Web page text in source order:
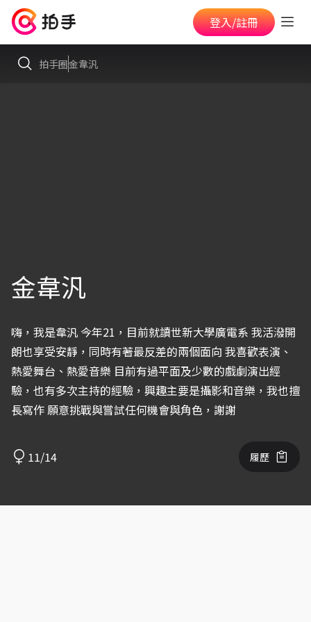
登入/註冊
拍手圈金韋汎
金韋汎
嗨，我是韋汎 今年21，目前就讀世新大學廣電系 我活潑開
朗也享受安靜，同時有著最反差的兩個面向 我喜歡表演、
熱愛舞台、熱愛音樂 目前有過平面及少數的戲劇演出經
驗，也有多次主持的經驗，興趣主要是攝影和音樂，我也擅
長寫作 願意挑戰與嘗試任何機會與角色，謝謝
11/14 履歷